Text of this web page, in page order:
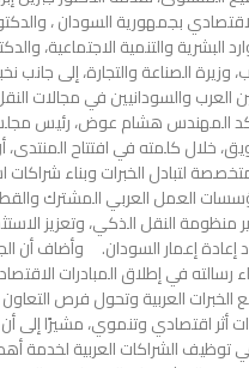
بجمهورية السودان ،
البشرية والتنمية الاجتماعية،
الصناعة والتجارة، إلى جانب
العرب والسودانيين في مجالات
المهندس هشام عوض، رئيس
خلال كلمته في افتتاح المنتدى،
لتبادل الخبرات وبناء شراكات
العمل العربي المشترك
النقل الذكي، وتعزيز
إعادة إعمار السودان. وأضاف أن
رسالته في إطلاق المبادرات
الخبرات العربية وتحول فرص
أثر اقتصادي وتنموي، مشيرًا إلى
توظيف الشراكات العربية لخدمة